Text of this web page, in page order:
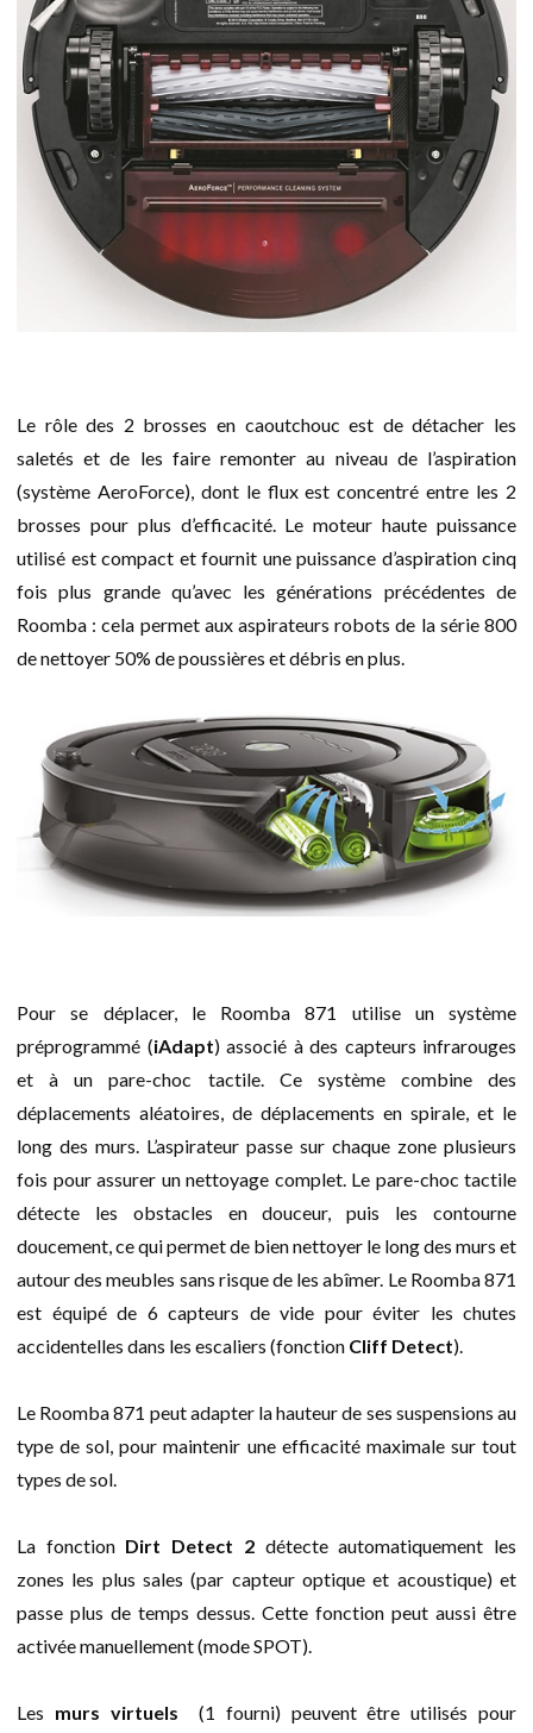
Le rôle des 2 brosses en caoutchouc est de détacher les
saletés et de les faire remonter au niveau de l’aspiration
(système AeroForce), dont le flux est concentré entre les 2
brosses pour plus d’efficacité. Le moteur haute puissance
utilisé est compact et fournit une puissance d’aspiration cinq
fois plus grande qu’avec les générations précédentes de
Roomba : cela permet aux aspirateurs robots de la série 800
de nettoyer 50% de poussières et débris en plus.
Pour se déplacer, le Roomba 871 utilise un système
préprogrammé (iAdapt) associé à des capteurs infrarouges
et à un pare-choc tactile. Ce système combine des
déplacements aléatoires, de déplacements en spirale, et le
long des murs. L’aspirateur passe sur chaque zone plusieurs
fois pour assurer un nettoyage complet. Le pare-choc tactile
détecte les obstacles en douceur, puis les contourne
doucement, ce qui permet de bien nettoyer le long des murs et
autour des meubles sans risque de les abîmer. Le Roomba 871
est équipé de 6 capteurs de vide pour éviter les chutes
accidentelles dans les escaliers (fonction Cliff Detect).
Le Roomba 871 peut adapter la hauteur de ses suspensions au
type de sol, pour maintenir une efficacité maximale sur tout
types de sol.
La fonction Dirt Detect 2détecte automatiquement les
zones les plus sales (par capteur optique et acoustique) et
passe plus de temps dessus. Cette fonction peut aussi être
activée manuellement (mode SPOT).
Les murs virtuels (1 fourni) peuvent être utilisés pour